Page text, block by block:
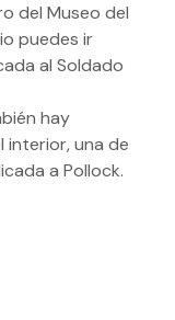
del Museo del
puedes ir
al Soldado
hay
interior, una de
a Pollock.